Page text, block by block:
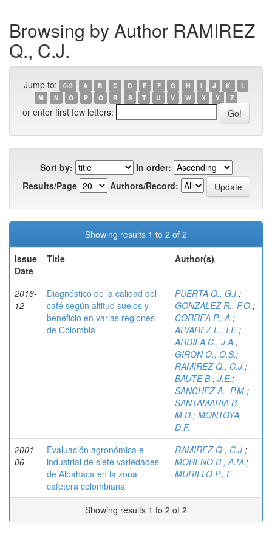
Browsing by Author RAMIREZ
Q., C.J.
Jump to: 0-9 A B C D E F G H I J K
L
M
N O P Q R S T U V W X Y Z
or enter first few letters:
Sort by:
In order:
Results/Page
Authors/Record:
Showing results 1 to 2 of 2
Issue
Date
Title Author(s)
2016-
12
Diagnóstico de la calidad del
café según altitud suelos y
beneficio en varias regiones
de Colombia
PUERTA Q., G.I.;
GONZALEZ R., F.O.;
CORREA P., A.;
ALVAREZ L., I.E.;
ARDILA C., J.A.;
GIRON O., O.S.;
RAMIREZ Q., C.J.;
BAUTE B., J.E.;
SANCHEZ A., P.M.;
SANTAMARIA B.,
M.D.; MONTOYA,
D.F.
2001-
06
Evaluación agronómica e
industrial de siete variedades
de Albahaca en la zona
cafetera colombiana
RAMIREZ Q., C.J.;
MORENO B., A.M.;
MURILLO P., E.
Showing results 1 to 2 of 2